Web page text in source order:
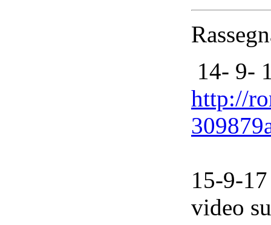
14- 9-
http://
15-9-17
video